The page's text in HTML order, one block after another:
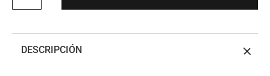
DESCRIPCIÓN